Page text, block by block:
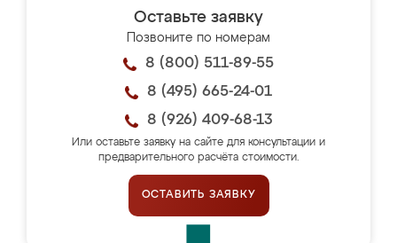
Оставьте заявку
Позвоните по номерам
8 (800) 511-89-55
8 (495) 665-24-01
8 (926) 409-68-13
Или оставьте заявку на сайте для консультации и
предварительного расчёта стоимости.
ОСТАВИТЬ ЗАЯВКУ